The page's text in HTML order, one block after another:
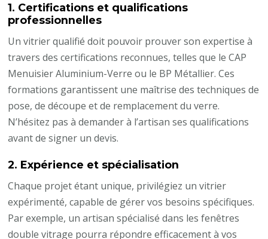
1. Certifications et qualifications
professionnelles
Un vitrier qualifié doit pouvoir prouver son expertise à
travers des certifications reconnues, telles que le CAP
Menuisier Aluminium-Verre ou le BP Métallier. Ces
formations garantissent une maîtrise des techniques de
pose, de découpe et de remplacement du verre.
N’hésitez pas à demander à l’artisan ses qualifications
avant de signer un devis.
2. Expérience et spécialisation
Chaque projet étant unique, privilégiez un vitrier
expérimenté, capable de gérer vos besoins spécifiques.
Par exemple, un artisan spécialisé dans les fenêtres
double vitrage pourra répondre efficacement à vos